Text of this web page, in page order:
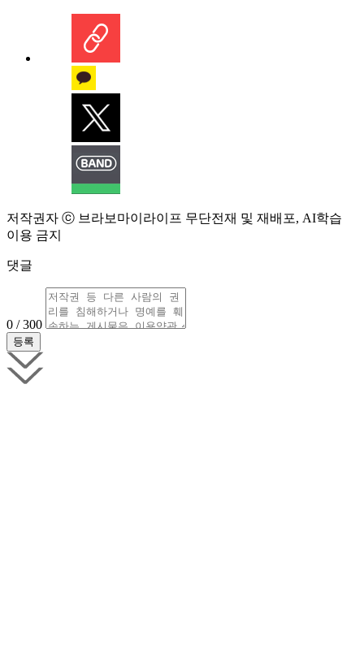
저작권자 ⓒ 브라보마이라이프 무단전재 및 재배포, AI학습
이용 금지
댓글
0 / 300